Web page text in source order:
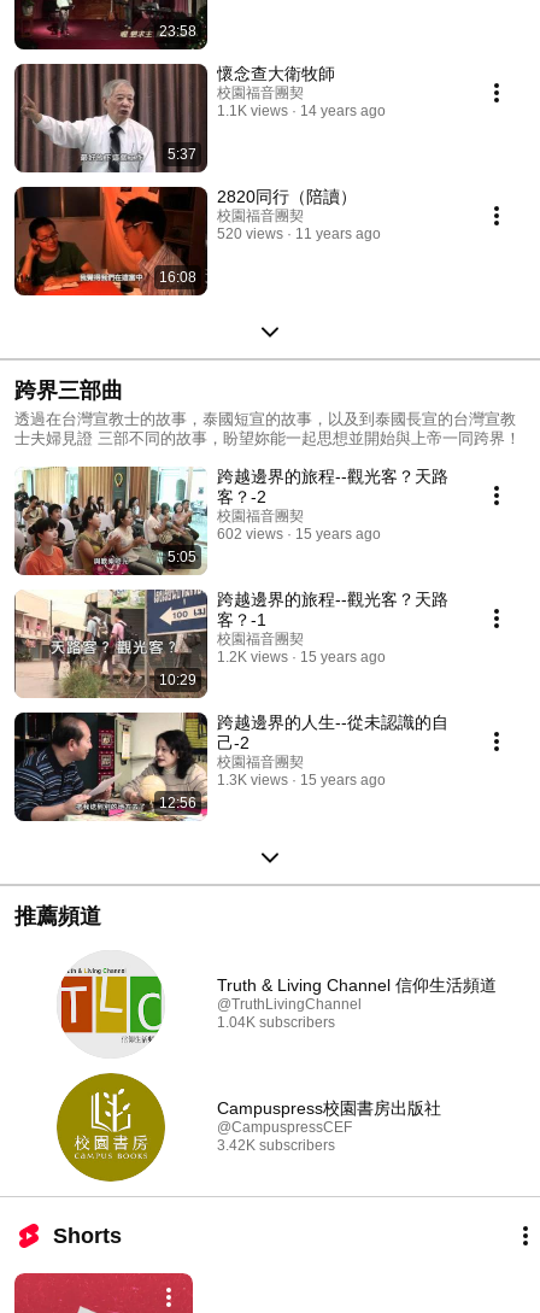
23:58
5:37
懷念查大衛牧師
校園福音團契
1.1K views
14 years ago
16:08
2820同行（陪讀）
校園福音團契
520 views
11 years ago
跨界三部曲
透過在台灣宣教士的故事，泰國短宣的故事，以及到泰國長宣的台灣宣教
士夫婦見證 三部不同的故事，盼望妳能一起思想並開始與上帝一同跨界！
5:05
跨越邊界的旅程--觀光客？天路
客？-2
校園福音團契
602 views
15 years ago
10:29
跨越邊界的旅程--觀光客？天路
客？-1
校園福音團契
1.2K views
15 years ago
12:56
跨越邊界的人生--從未認識的自
己-2
校園福音團契
1.3K views
15 years ago
推薦頻道
Truth & Living Channel 信仰生活頻道
@TruthLivingChannel
1.04K subscribers
Campuspress校園書房出版社
@CampuspressCEF
3.42K subscribers
Shorts